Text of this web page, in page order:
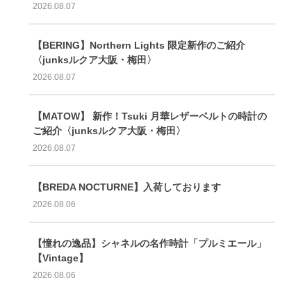
2026.08.07
【BERING】Northern Lights 限定新作のご紹介
〈junksルクア大阪・梅田〉
2026.08.07
【MATOW】 新作！Tsuki 月華レザーベルトの時計の
ご紹介〈junksルクア大阪・梅田〉
2026.08.07
【BREDA NOCTURNE】入荷しております
2026.08.06
【憧れの逸品】シャネルの名作時計「プルミエール」
【Vintage】
2026.08.06